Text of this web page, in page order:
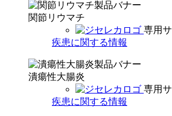
関節リウマチ
専用
疾患に関する情報
潰瘍性大腸炎
専用
疾患に関する情報